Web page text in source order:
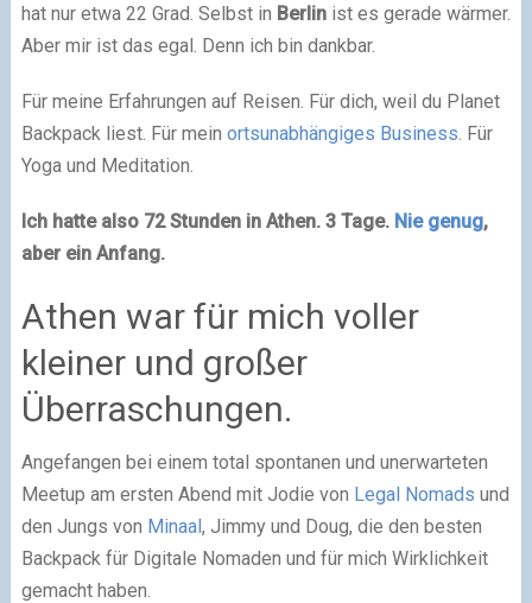
hat nur etwa 22 Grad. Selbst in Berlinist es gerade wärmer.
Aber mir ist das egal. Denn ich bin dankbar.
Für meine Erfahrungen auf Reisen. Für dich, weil du Planet
Backpack liest. Für mein ortsunabhängiges Business . Für
Yoga und Meditation.
Ich hatte also 72 Stunden in Athen. 3 Tage. Nie genug,
aber ein Anfang.
Athen war für mich voller
kleiner und großer
Überraschungen.
Angefangen bei einem total spontanen und unerwarteten
Meetup am ersten Abend mit Jodie von Legal Nomads und
den Jungs von Minaal, Jimmy und Doug, die den besten
Backpack für Digitale Nomaden und für mich Wirklichkeit
gemacht haben.